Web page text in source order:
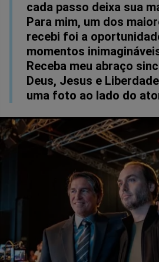
cada passo deixa sua
Para mim, um dos
recebi foi a
momentos
Receba meu abraço
Deus, Jesus e
uma foto ao lado do